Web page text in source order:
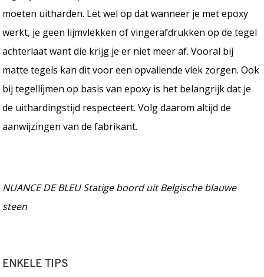
moeten uitharden. Let wel op dat wanneer je met epoxy
werkt, je geen lijmvlekken of vingerafdrukken op de tegel
achterlaat want die krijg je er niet meer af. Vooral bij
matte tegels kan dit voor een opvallende vlek zorgen. Ook
bij tegellijmen op basis van epoxy is het belangrijk dat je
de uithardingstijd respecteert. Volg daarom altijd de
aanwijzingen van de fabrikant.
NUANCE DE BLEU Statige boord uit Belgische blauwe
steen
ENKELE TIPS